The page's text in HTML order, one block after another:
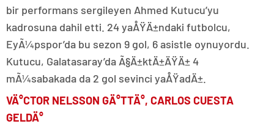
bir performans sergileyen Ahmed Kutucu’yu
kadrosuna dahil etti. 24 yaÅŸÄ±ndaki futbolcu,
EyÃ¼pspor’da bu sezon 9 gol, 6 asistle oynuyordu.
Kutucu, Galatasaray’da Ã§Ä±ktÄ±ÄŸÄ± 4
mÃ¼sabakada da 2 gol sevinci yaÅŸadÄ±.
VÄ°CTOR NELSSON GÄ°TTÄ°, CARLOS CUESTA
GELDÄ°